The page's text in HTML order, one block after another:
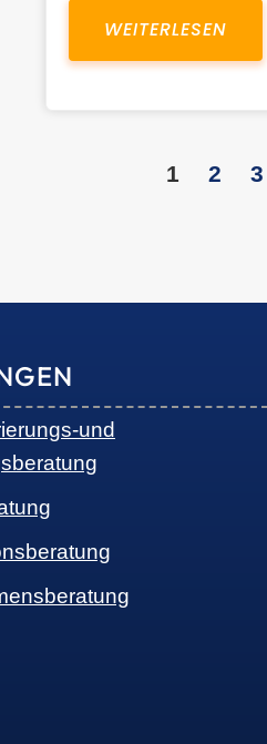
WEITERLESEN
1 2 3
und